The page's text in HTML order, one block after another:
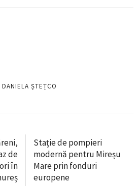
ȘTEȚCO
de
în
Stație de pompieri
modernă pentru Mireșu
Mare prin fonduri
europene